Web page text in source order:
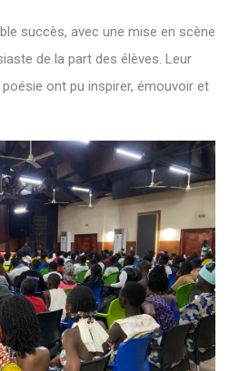
succès, avec une mise en scène
de la part des élèves. Leur
ont pu inspirer, émouvoir et